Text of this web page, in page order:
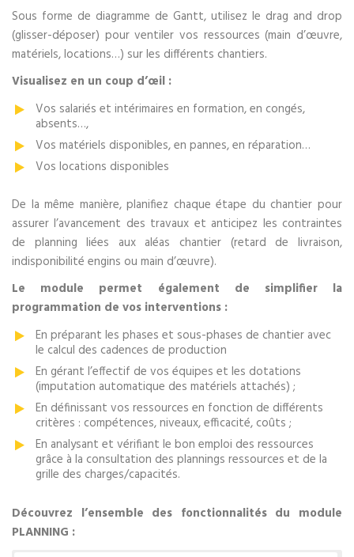
Sous forme de diagramme de Gantt, utilisez le drag and drop
(glisser-déposer) pour ventiler vos ressources (main d’œuvre,
matériels, locations…) sur les différents chantiers.
Visualisez en un coup d’œil :
Vos salariés et intérimaires en formation, en congés,
absents…,
Vos matériels disponibles, en pannes, en réparation…
Vos locations disponibles
De la même manière, planifiez chaque étape du chantier pour
assurer l’avancement des travaux et anticipez les contraintes
de planning liées aux aléas chantier (retard de livraison,
indisponibilité engins ou main d’œuvre).
Le module permet également de simplifier la
programmation de vos interventions :
En préparant les phases et sous-phases de chantier avec
le calcul des cadences de production
En gérant l’effectif de vos équipes et les dotations
(imputation automatique des matériels attachés) ;
En définissant vos ressources en fonction de différents
critères : compétences, niveaux, efficacité, coûts ;
En analysant et vérifiant le bon emploi des ressources
grâce à la consultation des plannings ressources et de la
grille des charges/capacités.
Découvrez l’ensemble des fonctionnalités du module
PLANNING :